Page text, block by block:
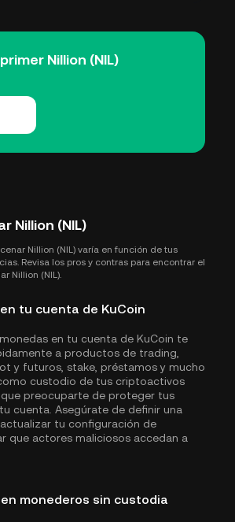
Nillion (NIL)
Nillion (NIL)
Nillion (NIL) varía en función de tus
Revisa los pros y contras para encontrar el
Nillion (NIL).
tu cuenta de KuCoin
en tu cuenta de KuCoin te
a productos de trading,
y futuros, stake, préstamos y mucho
custodio de tus criptoactivos
preocuparte de proteger tus
cuenta. Asegúrate de definir una
tu configuración de
que actores maliciosos accedan a
monederos sin custodia